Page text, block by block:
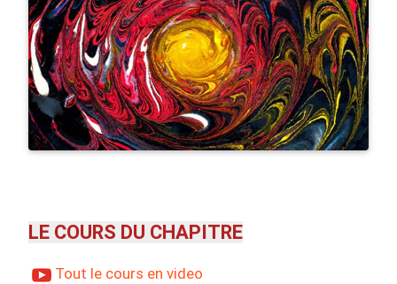
LE COURS DU CHAPITRE
Tout le cours en video